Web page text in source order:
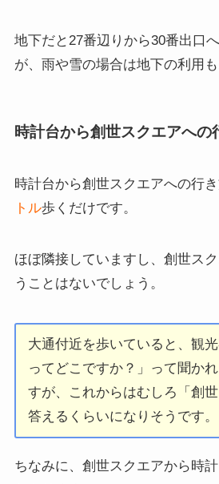
地下だと27番辺りから30番出口
が、雨や雪の場合は地下の利用も
時計台から創世スクエアへの
時計台から創世スクエアへの行き
トル歩くだけです。
ほぼ隣接していますし、創世ス
うことはないでしょう。
大通付近を歩いていると、観
ってどこですか？」って聞か
すが、これからはむしろ「創
答えるくらいになりそうです。
ちなみに、創世スクエアから時